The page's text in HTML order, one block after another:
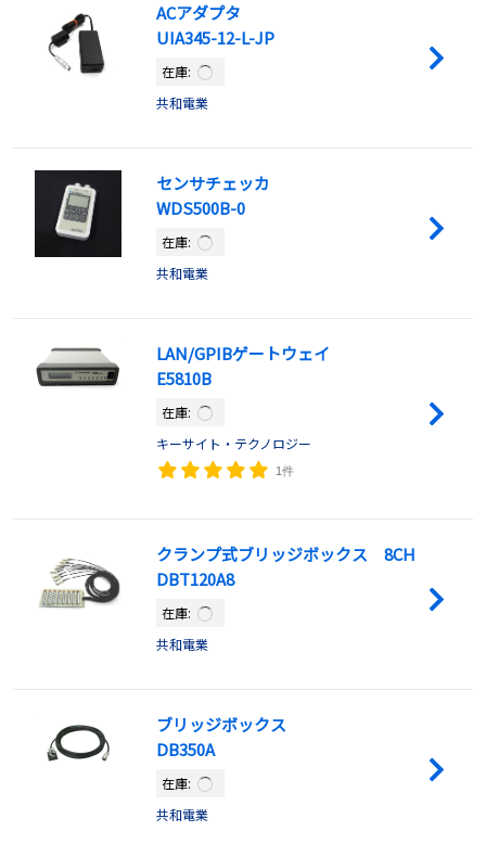
ACアダプタ
UIA345-12-L-JP
在庫:
共和電業
センサチェッカ
WDS500B-0
在庫:
共和電業
LAN/GPIBゲートウェイ
E5810B
在庫:
キーサイト・テクノロジー
1件
クランプ式ブリッジボックス 8CH
DBT120A8
在庫:
共和電業
ブリッジボックス
DB350A
在庫:
共和電業